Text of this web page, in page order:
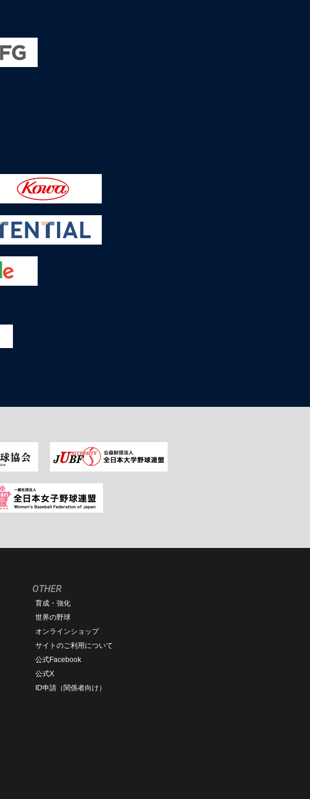
OTHER
育成・強化
世界の野球
オンラインショップ
サイトのご利用について
公式Facebook
公式X
ID申請（関係者向け）